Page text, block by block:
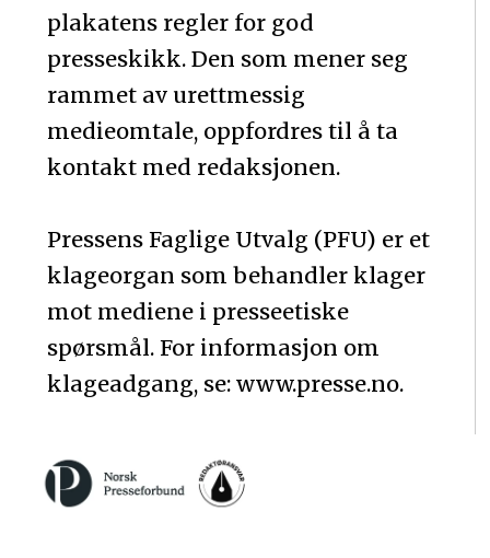
plakatens regler for god
presseskikk. Den som mener seg
rammet av urettmessig
medieomtale, oppfordres til å ta
kontakt med redaksjonen.
Pressens Faglige Utvalg (PFU) er et
klageorgan som behandler klager
mot mediene i presseetiske
spørsmål. For informasjon om
klageadgang, se: www.presse.no.